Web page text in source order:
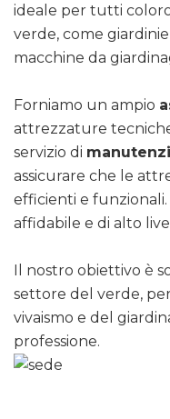
ideale per tutti
verde, come
macchine da
Forniamo un ampio
attrezzature
servizio di
assicurare che le
efficienti e
affidabile e di alto
Il nostro obiettivo è
settore del verde,
vivaismo e del
professione.